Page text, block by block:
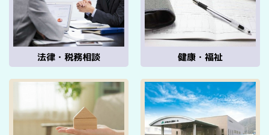
法律・税務相談 健康・福祉